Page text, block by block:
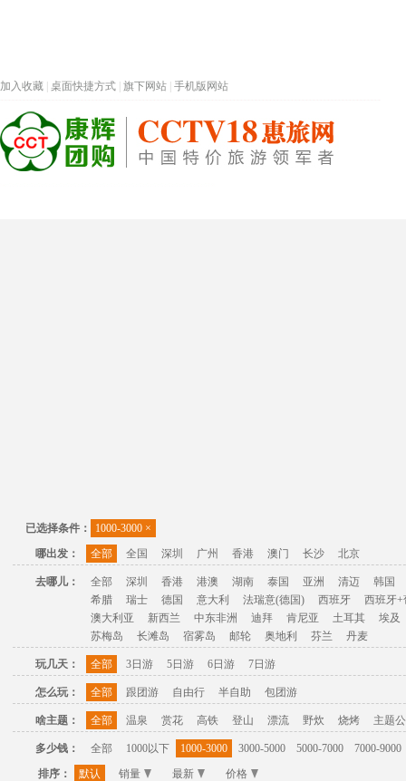
加入收藏 桌面快捷方式 旗下网站 手机版网站
已选择条件： 1000-3000 ×
哪出发：
全部 全国 深圳 广州 香港 澳门 长沙 北京
去哪儿： 全部 深圳 香港 港澳 湖南 泰国 亚洲 清迈
韩国
希腊
瑞士 德国 意大利 法瑞意(德国) 西班牙
西班牙+
澳大利亚
新西兰 中东非洲 迪拜 肯尼亚 土耳其
埃及
苏梅岛
长滩岛 宿雾岛 邮轮 奥地利 芬兰 丹麦
玩几天： 全部 3日游 5日游 6日游 7日游
怎么玩： 全部 跟团游 自由行 半自助 包团游
啥主题： 全部 温泉 赏花 高铁 登山 漂流 野炊 烧烤 主题
多少钱： 全部 1000以下 1000-3000 3000-5000 5000-7000
7000-9000
排序：
默认 销量 最新 价格